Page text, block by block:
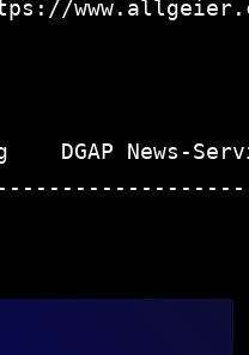
DGAP News-